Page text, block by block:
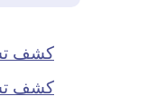
كشف
كشف